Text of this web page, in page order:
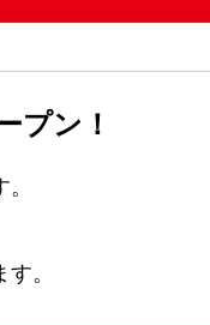
プン！
。